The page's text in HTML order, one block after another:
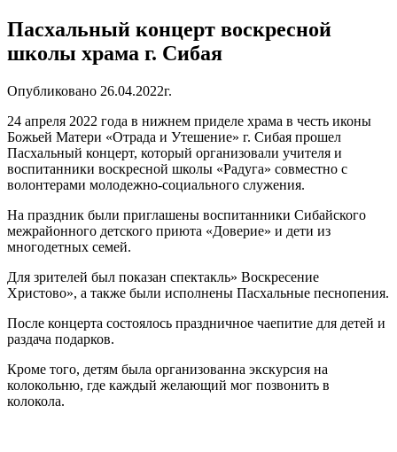
Пасхальный концерт воскресной
школы храма г. Сибая
Опубликовано 26.04.2022г.
24 апреля 2022 года в нижнем приделе храма в честь иконы
Божьей Матери «Отрада и Утешение» г. Сибая прошел
Пасхальный концерт, который организовали учителя и
воспитанники воскресной школы «Радуга» совместно с
волонтерами молодежно-социального служения.
На праздник были приглашены воспитанники Сибайского
межрайонного детского приюта «Доверие» и дети из
многодетных семей.
Для зрителей был показан спектакль» Воскресение
Христово», а также были исполнены Пасхальные песнопения.
После концерта состоялось праздничное чаепитие для детей и
раздача подарков.
Кроме того, детям была организованна экскурсия на
колокольню, где каждый желающий мог позвонить в
колокола.